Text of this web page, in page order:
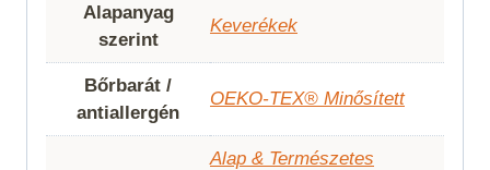
Alapanyag
szerint
Keverékek
Bőrbarát /
antiallergén
OEKO-TEX® Minősített
Alap & Természetes